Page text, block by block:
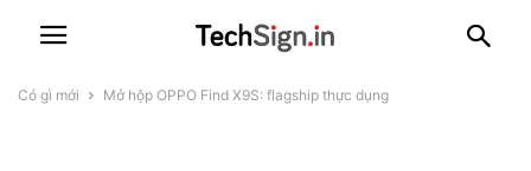
Có gì mới Mở hộp OPPO Find X9S: flagship thực dụng